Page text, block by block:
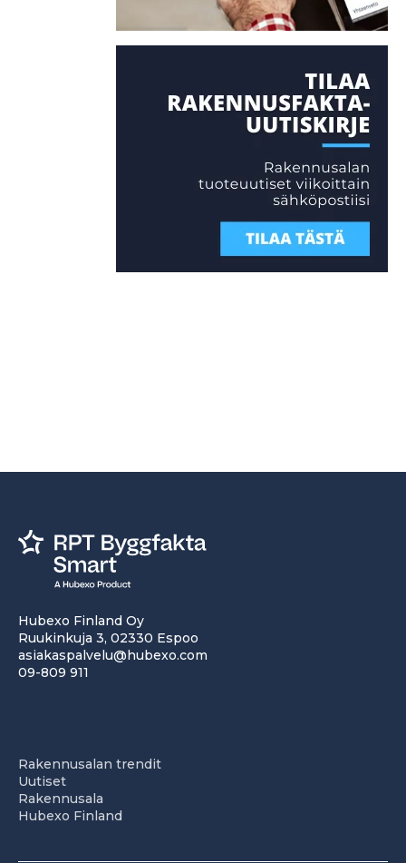
Hubexo Finland Oy
Ruukinkuja 3, 02330 Espoo
asiakaspalvelu@hubexo.com
09-809 911
Rakennusalan trendit
Uutiset
Rakennusala
Hubexo Finland